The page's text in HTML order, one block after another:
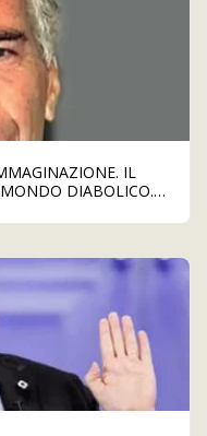
IL
DIABOLICO. E